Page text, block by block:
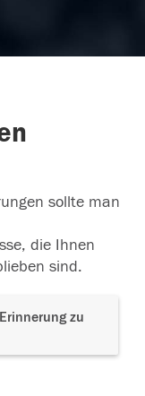
sollte man
die Ihnen
sind.
zu